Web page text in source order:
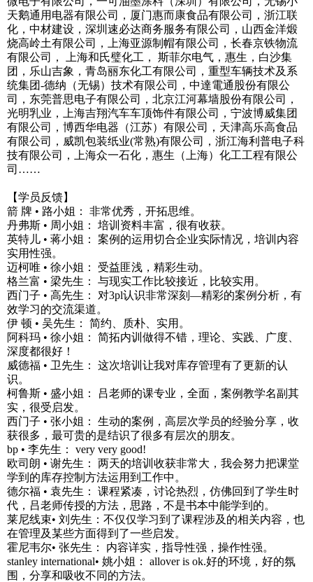
天鹅通用电器有限公司，厦门惠而康食品有限公司，浙江联
化，中材建设，深圳速必达商务服务有限公司，山西金洋煅
烧高岭土有限公司，上海亚源制帽有限公司，长春京铁物流
有限公司， 上海和氏璧化工， 斯菲尔电气，惠生，白沙集
团，乐山吉象，青岛丽东化工有限公司，重型车辆技术及系
统集团-德纳（无锡）技术有限公司，中達電通股份有限公
司，东莞普思电子有限公司，北京江河幕墙股份有限公司，
光明乳业，上海吉翔汽车车顶饰件有限公司，宁波博威集团
有限公司，博西华电器（江苏）有限公司，天津高乐高食品
有限公司，威凯包装纸业(常熟)有限公司，浙江海利普电子科
技有限公司，上海众一石化，惠生（上海）化工工程有限公
司……
【学员反馈】
箭 牌 • 路小姐： 非常优秀，开拓思维。
丹弗斯 • 周小姐： 培训资料丰富，很有收获。
英特儿 • 蒋小姐： 案例的运用切合企业实际情况，培训内容
实用性强。
迈柯唯 • 徐小姐： 受益匪浅，精彩生动。
格兰富 • 梁先生： 与现实工作比较接近，比较实用。
西门子 • 高先生： 对3pl认识非常深刻—精彩的案例分析，有
效学习的交流渠道。
伊 顿 • 吴先生： 简约、质朴、实用。
阿科玛 • 徐小姐： 简拓内训做得不错，理论、实践、广度、
深度都很好！
威德福 • 卫先生： 这次培训让我对库存管理有了更新的认
识。
柯鲁斯 • 盛小姐： 吕老师的课专业，全面，案例教学名副其
实，很受启发。
西门子 • 张小姐： 生动的案例，高层次学员的经验分享，收
获很多，最可贵的是结识了很多有层次的朋友。
bp • 李先生： very very good!
欧司朗 • 谢先生： 两天的培训收获非常大，我会努力把课堂
学到的库存控制方法运用到工作中。
德尔福 • 袁先生： 课程紧凑，讨论热烈，仿佛回到了学生时
代，吕老师传授的方法，思路，不是书本中能学到的。
莱尼线束• 刘先生：不仅仅学习到了课程涉及的相关内容，也
在管理及某些方面得到了一些启发。
霍尼韦尔• 张先生： 内容详实，指导性强，操作性强。
stanley international• 姚小姐： allover is ok.好的环境，好的氛
围，分享和吸收不同的方法。